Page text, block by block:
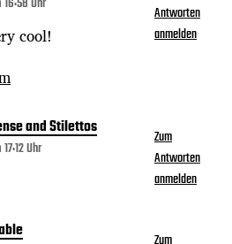
Uhr
cool!
Antworten
anmelden
and Stilettos
Uhr
Zum
Antworten
anmelden